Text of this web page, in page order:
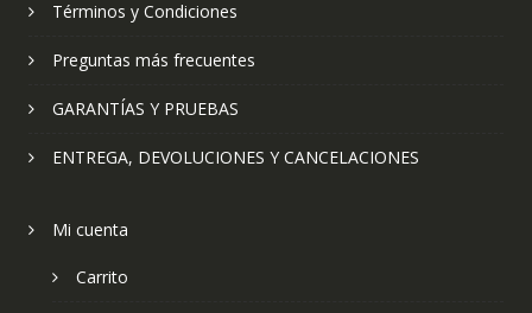
Términos y Condiciones
Preguntas más frecuentes
GARANTÍAS Y PRUEBAS
ENTREGA, DEVOLUCIONES Y CANCELACIONES
Mi cuenta
Carrito